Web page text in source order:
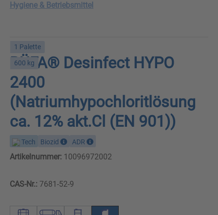
Hygiene & Betriebsmittel
1 Palette
600 kg
BÜFA® Desinfect HYPO
2400
(Natriumhypochloritlösung
ca. 12% akt.Cl (EN 901))
Tech Biozid ADR
Artikelnummer: 10096972002
CAS-Nr.: 7681-52-9